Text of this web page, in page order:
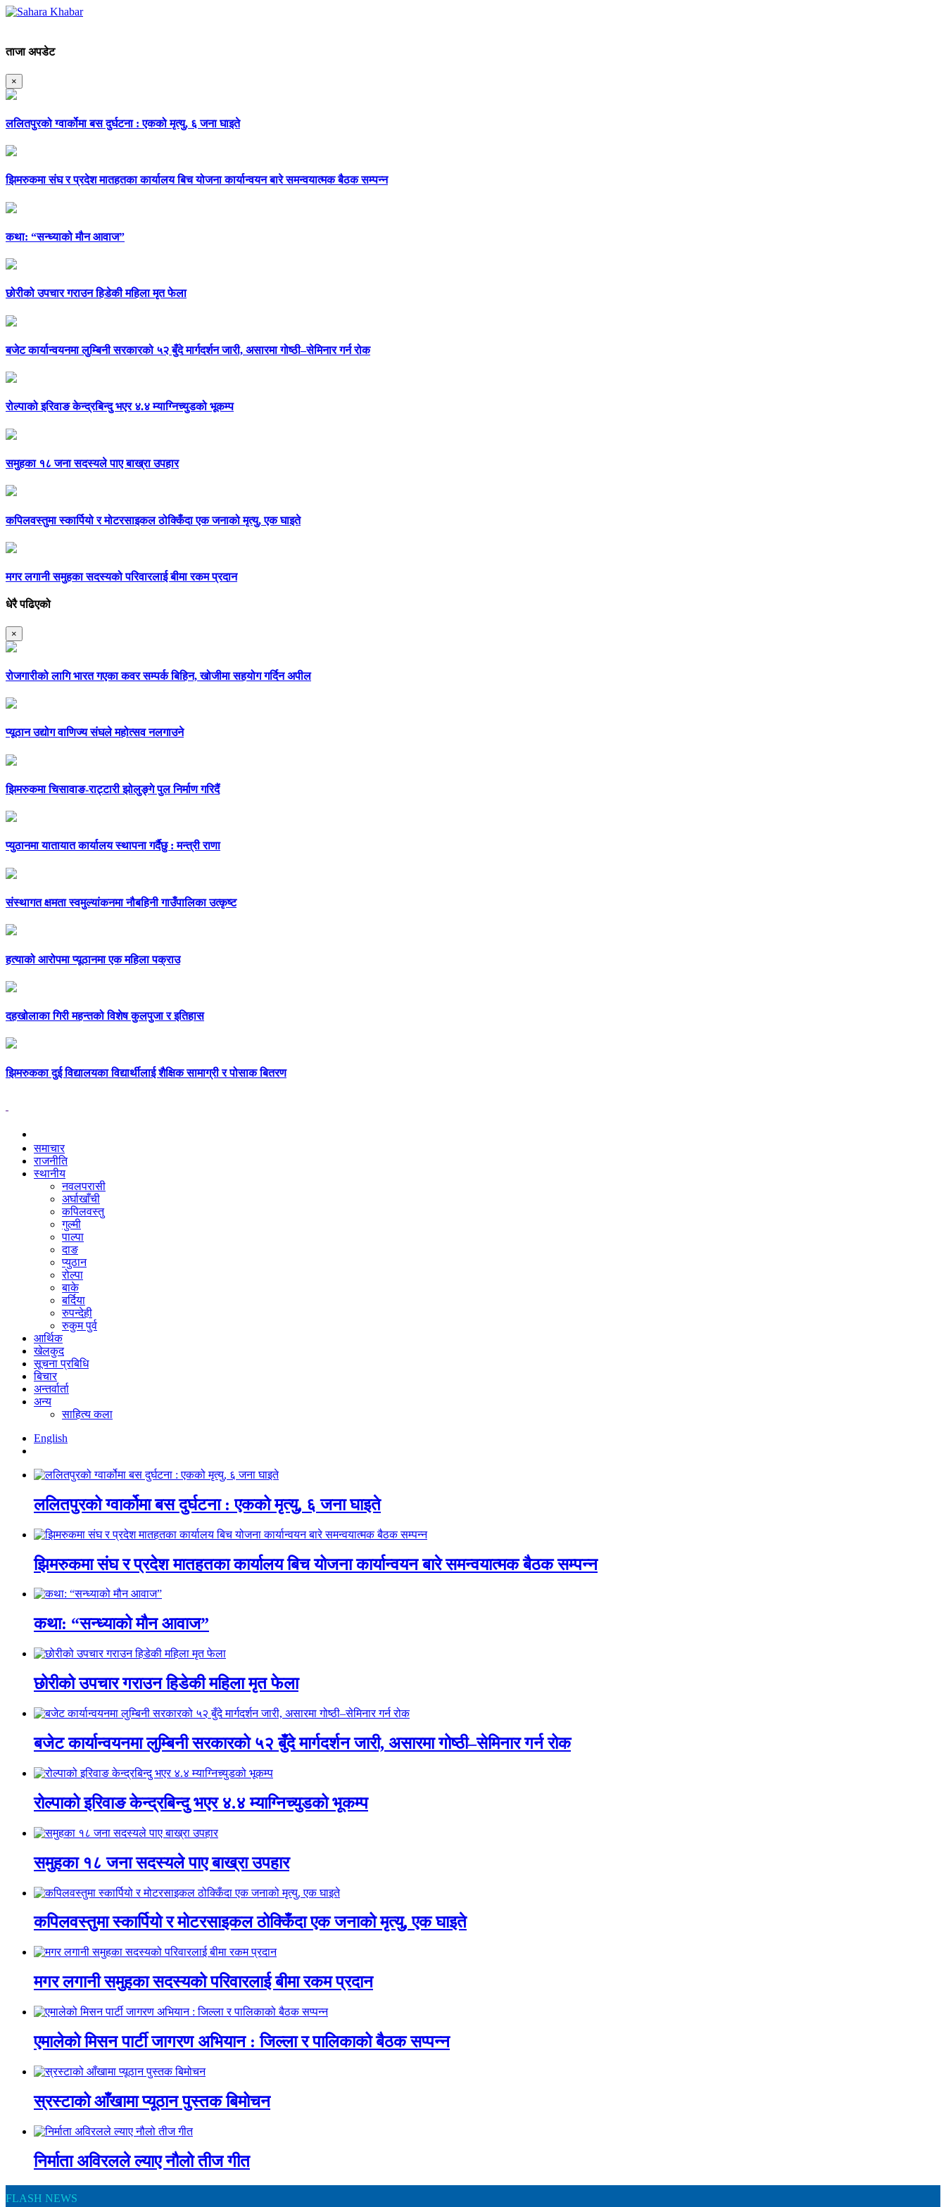
ताजा अपडेट
×
ललितपुरको ग्वार्कोमा बस दुर्घटना : एकको मृत्यु, ६ जना घाइते
झिमरुकमा संघ र प्रदेश मातहतका कार्यालय बिच योजना कार्यान्वयन बारे समन्वयात्मक बैठक सम्पन्न
कथा: “सन्ध्याको मौन आवाज”
छोरीको उपचार गराउन हिडेकी महिला मृत फेला
बजेट कार्यान्वयनमा लुम्बिनी सरकारको ५२ बुँदे मार्गदर्शन जारी, असारमा गोष्ठी–सेमिनार गर्न रोक
रोल्पाको इरिवाङ केन्द्रबिन्दु भएर ४.४ म्याग्निच्युडको भूकम्प
समुहका १८ जना सदस्यले पाए बाख्रा उपहार
कपिलवस्तुमा स्कार्पियो र मोटरसाइकल ठोक्किँदा एक जनाको मृत्यु, एक घाइते
मगर लगानी समुहका सदस्यको परिवारलाई बीमा रकम प्रदान
धेरै पढिएको
×
रोजगारीको लागि भारत गएका कवर सम्पर्क बिहिन, खोजीमा सहयोग गर्दिन अपील
प्यूठान उद्योग वाणिज्य संघले महोत्सव नलगाउने
झिमरुकमा चिसावाङ-राट्टारी झोलुङ्गे पुल निर्माण गरिदैं
प्युठानमा यातायात कार्यालय स्थापना गर्दैछु : मन्त्री राणा
संस्थागत क्षमता स्वमुल्यांकनमा नौबहिनी गाउँपालिका उत्कृष्ट
हत्याको आरोपमा प्यूठानमा एक महिला पक्राउ
दहखोलाका गिरी महन्तको विशेष कुलपुजा र इतिहास
झिमरुकका दुई विद्यालयका विद्यार्थीलाई शैक्षिक सामाग्री र पोसाक बितरण
समाचार
राजनीति
स्थानीय
नवलपरासी
अर्घाखाँची
कपिलवस्तु
गुल्मी
पाल्पा
दाङ
प्युठान
रोल्पा
बाके
बर्दिया
रुपन्देही
रुकुम पुर्व
आर्थिक
खेलकुद
सूचना प्रबिधि
बिचार
अन्तर्वार्ता
अन्य
साहित्य कला
English
ललितपुरको ग्वार्कोमा बस दुर्घटना : एकको मृत्यु, ६ जना घाइते
झिमरुकमा संघ र प्रदेश मातहतका कार्यालय बिच योजना कार्यान्वयन बारे समन्वयात्मक बैठक सम्पन्न
कथा: “सन्ध्याको मौन आवाज”
छोरीको उपचार गराउन हिडेकी महिला मृत फेला
बजेट कार्यान्वयनमा लुम्बिनी सरकारको ५२ बुँदे मार्गदर्शन जारी, असारमा गोष्ठी–सेमिनार गर्न रोक
रोल्पाको इरिवाङ केन्द्रबिन्दु भएर ४.४ म्याग्निच्युडको भूकम्प
समुहका १८ जना सदस्यले पाए बाख्रा उपहार
कपिलवस्तुमा स्कार्पियो र मोटरसाइकल ठोक्किँदा एक जनाको मृत्यु, एक घाइते
मगर लगानी समुहका सदस्यको परिवारलाई बीमा रकम प्रदान
एमालेको मिसन पार्टी जागरण अभियान : जिल्ला र पालिकाको बैठक सप्पन्न
स्रस्टाको आँखामा प्यूठान पुस्तक बिमोचन
निर्माता अविरलले ल्याए नौलो तीज गीत
FLASH NEWS